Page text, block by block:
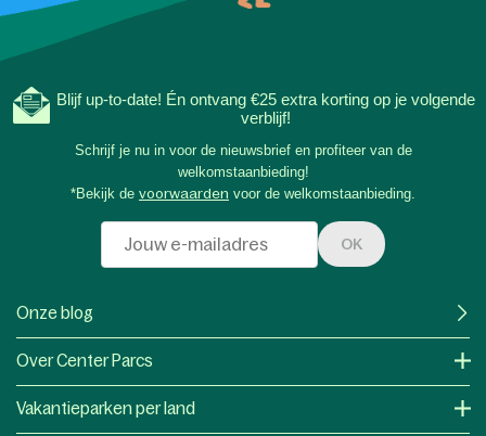
Blijf up-to-date! Én ontvang €25 extra korting op je volgende
verblijf!
Schrijf je nu in voor de nieuwsbrief en profiteer van de
welkomstaanbieding!
*Bekijk de voorwaarden voor de welkomstaanbieding.
OK
Onze blog
Over Center Parcs
Vakantieparken per land